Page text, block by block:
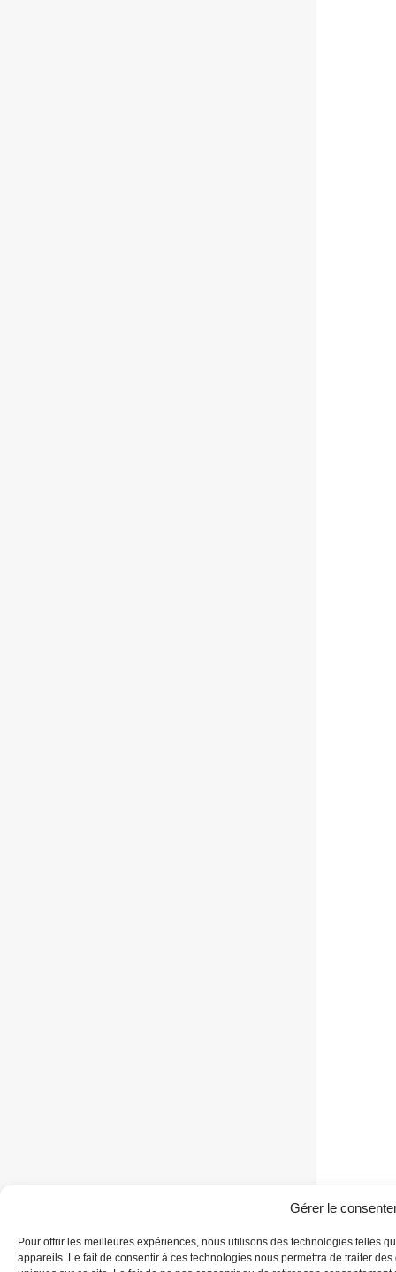
Gérer le
Pour offrir les meilleures expériences, nous utilisons des technologies telles
appareils. Le fait de consentir à ces technologies nous permettra de traiter